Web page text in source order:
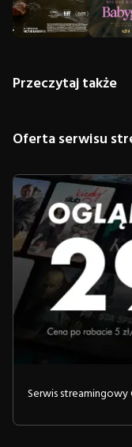
Przeczytaj także
Oferta serwisu
Serwis streamingowy